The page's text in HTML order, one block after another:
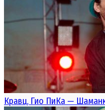
Кравц, Гио ПиКа —